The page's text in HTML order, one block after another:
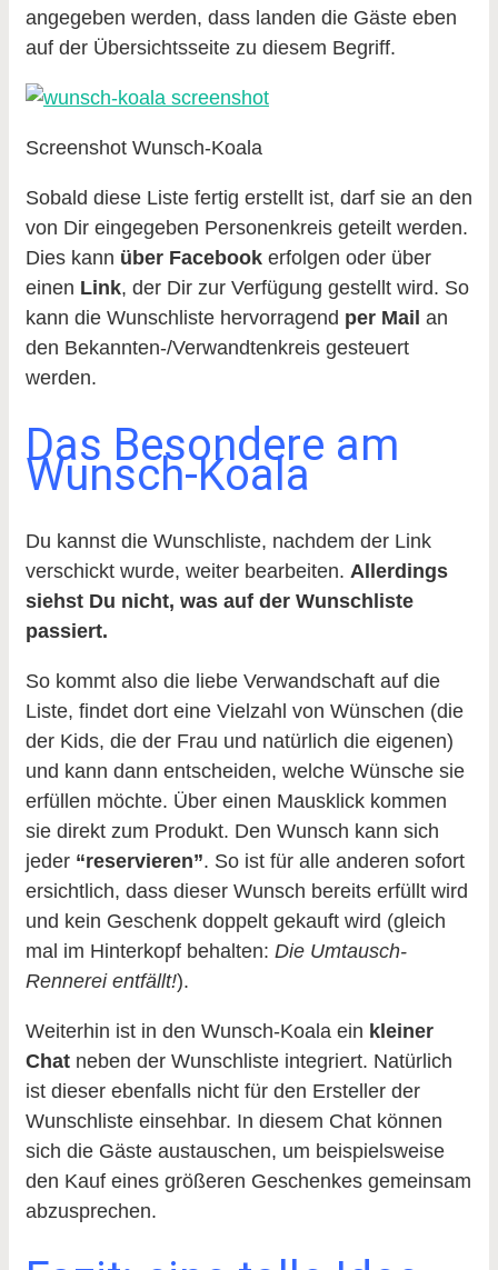
angegeben werden, dass landen die Gäste eben
auf der Übersichtsseite zu diesem Begriff.
Screenshot Wunsch-Koala
Sobald diese Liste fertig erstellt ist, darf sie an den
von Dir eingegeben Personenkreis geteilt werden.
Dies kann über Facebook erfolgen oder über
einen Link, der Dir zur Verfügung gestellt wird. So
kann die Wunschliste hervorragend per Mail an
den Bekannten-/Verwandtenkreis gesteuert
werden.
Das Besondere am
Wunsch-Koala
Du kannst die Wunschliste, nachdem der Link
verschickt wurde, weiter bearbeiten. Allerdings
siehst Du nicht, was auf der Wunschliste
passiert.
So kommt also die liebe Verwandschaft auf die
Liste, findet dort eine Vielzahl von Wünschen (die
der Kids, die der Frau und natürlich die eigenen)
und kann dann entscheiden, welche Wünsche sie
erfüllen möchte. Über einen Mausklick kommen
sie direkt zum Produkt. Den Wunsch kann sich
jeder “reservieren”. So ist für alle anderen sofort
ersichtlich, dass dieser Wunsch bereits erfüllt wird
und kein Geschenk doppelt gekauft wird (gleich
mal im Hinterkopf behalten: Die Umtausch-
Rennerei entfällt!).
Weiterhin ist in den Wunsch-Koala ein kleiner
Chat neben der Wunschliste integriert. Natürlich
ist dieser ebenfalls nicht für den Ersteller der
Wunschliste einsehbar. In diesem Chat können
sich die Gäste austauschen, um beispielsweise
den Kauf eines größeren Geschenkes gemeinsam
abzusprechen.